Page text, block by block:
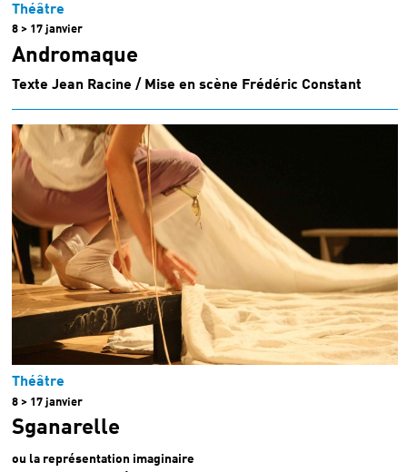
Théâtre
8 > 17 janvier
Andromaque
Texte Jean Racine / Mise en scène Frédéric Constant
Théâtre
8 > 17 janvier
Sganarelle
ou la représentation imaginaire